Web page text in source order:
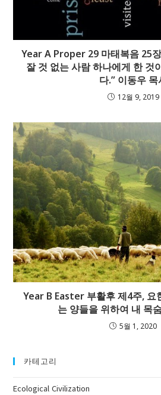
Year A Proper 29 마태복음 25
잘 것 없는 사람 하나에게 한 것
다.” 이동우 목
12월 9, 2019
Year B Easter 부활후 제4주, 요
는 양들을 위하여 내 목
5월 1, 2020
카테고리
Ecological Civilization